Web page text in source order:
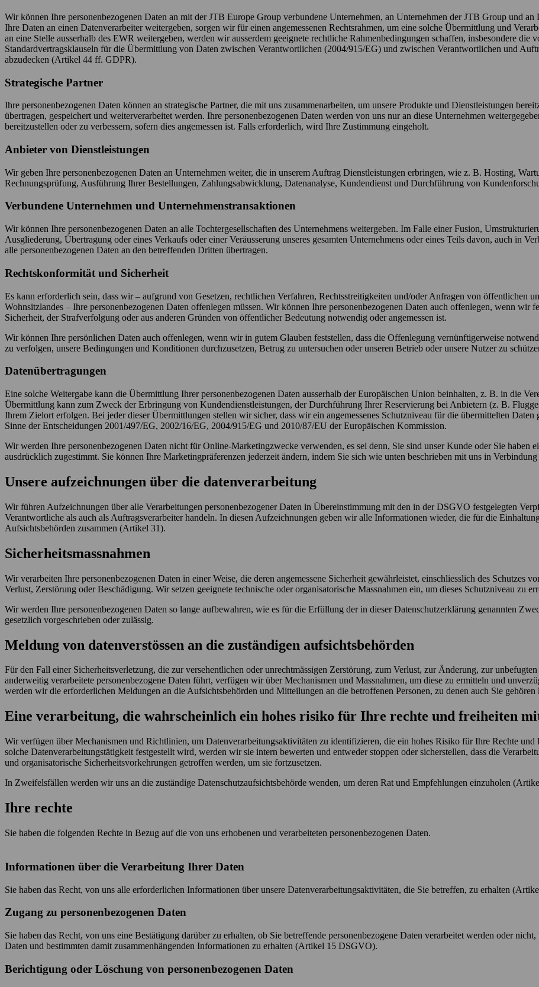
Wir können Ihre personenbezogenen Daten an mit der JTB Europe Group verbundene Unternehmen, an Unternehmen der JTB Group und
Ihre Daten an einen Datenverarbeiter weitergeben, sorgen wir für einen angemessenen Rechtsrahmen, um eine solche Übermittlung und
an eine Stelle ausserhalb des EWR weitergeben, werden wir ausserdem geeignete rechtliche Rahmenbedingungen schaffen, insbesondere die
Standardvertragsklauseln für die Übermittlung von Daten zwischen Verantwortlichen (2004/915/EG) und zwischen Verantwortlichen und
abzudecken (Artikel 44 ff. GDPR).
Strategische Partner
Ihre personenbezogenen Daten können an strategische Partner, die mit uns zusammenarbeiten, um unsere Produkte und Dienstleistungen
übertragen, gespeichert und weiterverarbeitet werden. Ihre personenbezogenen Daten werden von uns nur an diese Unternehmen
bereitzustellen oder zu verbessern, sofern dies angemessen ist. Falls erforderlich, wird Ihre Zustimmung eingeholt.
Anbieter von Dienstleistungen
Wir geben Ihre personenbezogenen Daten an Unternehmen weiter, die in unserem Auftrag Dienstleistungen erbringen, wie z. B. Hosting,
Rechnungsprüfung, Ausführung Ihrer Bestellungen, Zahlungsabwicklung, Datenanalyse, Kundendienst und Durchführung von
Verbundene Unternehmen und Unternehmenstransaktionen
Wir können Ihre personenbezogenen Daten an alle Tochtergesellschaften des Unternehmens weitergeben. Im Falle einer Fusion,
Ausgliederung, Übertragung oder eines Verkaufs oder einer Veräusserung unseres gesamten Unternehmens oder eines Teils davon, auch in
alle personenbezogenen Daten an den betreffenden Dritten übertragen.
Rechtskonformität und Sicherheit
Es kann erforderlich sein, dass wir – aufgrund von Gesetzen, rechtlichen Verfahren, Rechtsstreitigkeiten und/oder Anfragen von öffentlichen
Wohnsitzlandes – Ihre personenbezogenen Daten offenlegen müssen. Wir können Ihre personenbezogenen Daten auch offenlegen, wenn wir
Sicherheit, der Strafverfolgung oder aus anderen Gründen von öffentlicher Bedeutung notwendig oder angemessen ist.
Wir können Ihre persönlichen Daten auch offenlegen, wenn wir in gutem Glauben feststellen, dass die Offenlegung vernünftigerweise
zu verfolgen, unsere Bedingungen und Konditionen durchzusetzen, Betrug zu untersuchen oder unseren Betrieb oder unsere Nutzer zu
Datenübertragungen
Eine solche Weitergabe kann die Übermittlung Ihrer personenbezogenen Daten ausserhalb der Europäischen Union beinhalten, z. B. in die
Übermittlung kann zum Zweck der Erbringung von Kundendienstleistungen, der Durchführung Ihrer Reservierung bei Anbietern (z. B.
Ihrem Zielort erfolgen. Bei jeder dieser Übermittlungen stellen wir sicher, dass wir ein angemessenes Schutzniveau für die übermittelten
Sinne der Entscheidungen 2001/497/EG, 2002/16/EG, 2004/915/EG und 2010/87/EU der Europäischen Kommission.
Wir werden Ihre personenbezogenen Daten nicht für Online-Marketingzwecke verwenden, es sei denn, Sie sind unser Kunde oder Sie haben
ausdrücklich zugestimmt. Sie können Ihre Marketingpräferenzen jederzeit ändern, indem Sie sich wie unten beschrieben mit uns in Verbindung
Unsere aufzeichnungen über die datenverarbeitung
Wir führen Aufzeichnungen über alle Verarbeitungen personenbezogener Daten in Übereinstimmung mit den in der DSGVO festgelegten
Verantwortliche als auch als Auftragsverarbeiter handeln. In diesen Aufzeichnungen geben wir alle Informationen wieder, die für die
Aufsichtsbehörden zusammen (Artikel 31).
Sicherheitsmassnahmen
Wir verarbeiten Ihre personenbezogenen Daten in einer Weise, die deren angemessene Sicherheit gewährleistet, einschliesslich des Schutzes
Verlust, Zerstörung oder Beschädigung. Wir setzen geeignete technische oder organisatorische Massnahmen ein, um dieses Schutzniveau zu
Wir werden Ihre personenbezogenen Daten so lange aufbewahren, wie es für die Erfüllung der in dieser Datenschutzerklärung genannten
gesetzlich vorgeschrieben oder zulässig.
Meldung von datenverstössen an die zuständigen aufsichtsbehörden
Für den Fall einer Sicherheitsverletzung, die zur versehentlichen oder unrechtmässigen Zerstörung, zum Verlust, zur Änderung, zur
anderweitig verarbeitete personenbezogene Daten führt, verfügen wir über Mechanismen und Massnahmen, um diese zu ermitteln und
werden wir die erforderlichen Meldungen an die Aufsichtsbehörden und Mitteilungen an die betroffenen Personen, zu denen auch Sie
Eine verarbeitung, die wahrscheinlich ein hohes risiko für Ihre rechte und freiheiten
Wir verfügen über Mechanismen und Richtlinien, um Datenverarbeitungsaktivitäten zu identifizieren, die ein hohes Risiko für Ihre Rechte
solche Datenverarbeitungstätigkeit festgestellt wird, werden wir sie intern bewerten und entweder stoppen oder sicherstellen, dass die
und organisatorische Sicherheitsvorkehrungen getroffen werden, um sie fortzusetzen.
In Zweifelsfällen werden wir uns an die zuständige Datenschutzaufsichtsbehörde wenden, um deren Rat und Empfehlungen einzuholen
Ihre rechte
Sie haben die folgenden Rechte in Bezug auf die von uns erhobenen und verarbeiteten personenbezogenen Daten.
Informationen über die Verarbeitung Ihrer Daten
Sie haben das Recht, von uns alle erforderlichen Informationen über unsere Datenverarbeitungsaktivitäten, die Sie betreffen, zu erhalten
Zugang zu personenbezogenen Daten
Sie haben das Recht, von uns eine Bestätigung darüber zu erhalten, ob Sie betreffende personenbezogene Daten verarbeitet werden oder
Daten und bestimmten damit zusammenhängenden Informationen zu erhalten (Artikel 15 DSGVO).
Berichtigung oder Löschung von personenbezogenen Daten